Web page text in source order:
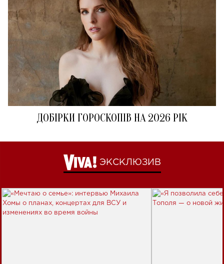
ДОБІРКИ ГОРОСКОПІВ НА 2026 РІК
ЭКСКЛЮЗИВ